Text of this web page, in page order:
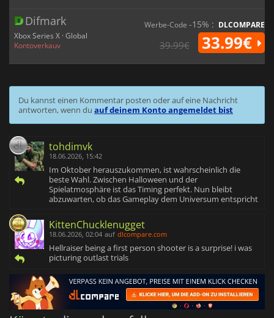
Difmark
Xbox Series X · Global
Kontoverkauv
Werbe-Code -15% : DLCOMPARE
39.99€ 33.99€
Du kannst einen Kommentar posten oder auf eine Nachricht
antworten, wenn du auf deinem Konto angemeldet bist
tohdimvk
18.06.2026, 15:42
Im Oktober herauszukommen, ist wahrscheinlich die
beste Wahl. Zwischen Halloween und der
Spielatmosphäre ist das Timing perfekt. Nun bleibt
abzuwarten, ob das Gameplay dem Universum entspricht
KittenChucklenugget
18.06.2026, 02:04 auf dlcompare.com
Hellraiser being a first person shooter is a surprise! i was
picturing outlast trials